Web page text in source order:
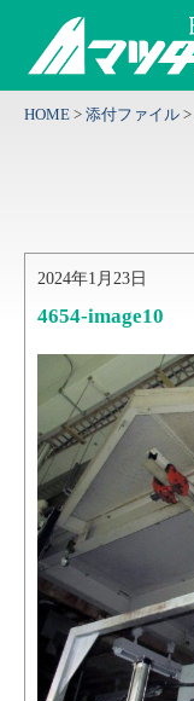
HOME > 添付ファイル >
2024年1月23日
4654-image10